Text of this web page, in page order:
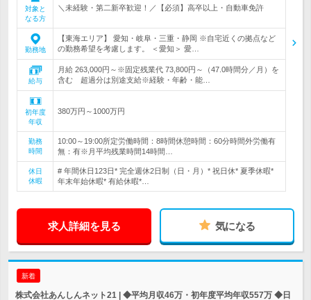
対象と
なる方
＼未経験・第二新卒歓迎！／【必須】高卒以上・自動車免許
勤務地
【東海エリア】 愛知・岐阜・三重・静岡 ※自宅近くの拠点など
の勤務希望を考慮します。 ＜愛知＞ 愛…
給与
月給 263,000円～※固定残業代 73,800円～（47.0時間分／月）を
含む 超過分は別途支給※経験・年齢・能…
初年度
年収
380万円～1000万円
勤務
時間
10:00～19:00所定労働時間：8時間休憩時間：60分時間外労働有
無：有※月平均残業時間14時間…
休日
休暇
# 年間休日123日* 完全週休2日制（日・月）* 祝日休* 夏季休暇*
年末年始休暇* 有給休暇*…
求人詳細を見る 気になる
新着
株式会社あんしんネット21 | ◆平均月収46万・初年度平均年収557万 ◆日